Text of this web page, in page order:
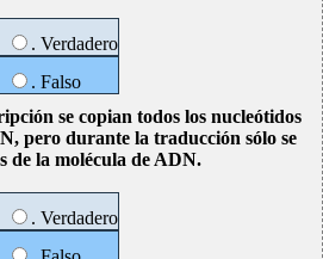
. Verdadero
. Falso
se copian todos los nucleótidos
pero durante la traducción sólo se
de la molécula de ADN.
. Verdadero